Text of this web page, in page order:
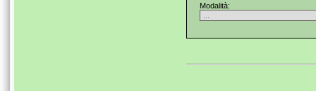
Modalità: